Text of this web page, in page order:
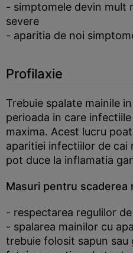
- simptomele devin mult
severe
- aparitia de noi
Profilaxie
Trebuie spalate mainile
perioada in care
maxima. Acest lucru
aparitiei infectiilor de cai
pot duce la inflamatia
Masuri pentru scaderea
- respectarea regulilor
- spalarea mainilor cu
trebuie folosit sapun sau